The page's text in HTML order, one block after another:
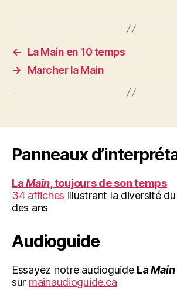
←
La Main en 10 temps
→
Marcher la Main
Panneaux
LaMain, toujours de son temps
34 affiches illustrant la diversité
des ans
Audioguide
Essayez notre audioguide LaMain
sur mainaudioguide.ca